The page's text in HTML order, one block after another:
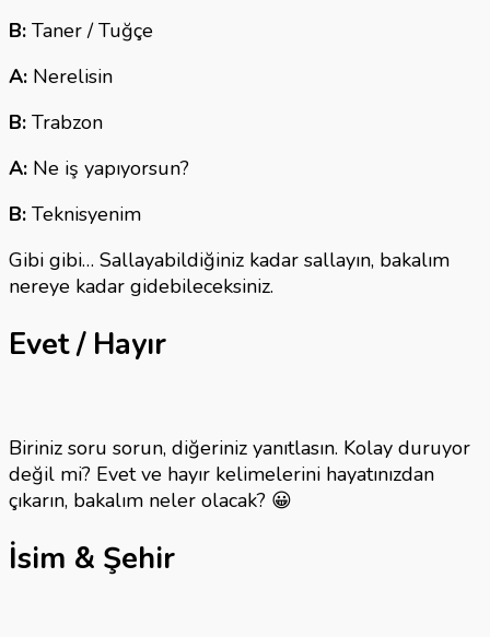
B: Taner / Tuğçe
A: Nerelisin
B: Trabzon
A: Ne iş yapıyorsun?
B: Teknisyenim
Gibi gibi… Sallayabildiğiniz kadar sallayın, bakalım
nereye kadar gidebileceksiniz.
Evet / Hayır
Biriniz soru sorun, diğeriniz yanıtlasın. Kolay duruyor
değil mi? Evet ve hayır kelimelerini hayatınızdan
çıkarın, bakalım neler olacak? 😀
İsim & Şehir